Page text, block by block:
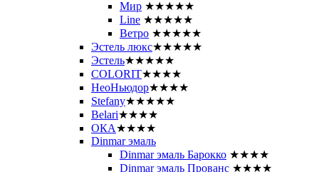
Мир ★★★★★
Line ★★★★★
Ветро ★★★★★
Эстель люкс★★★★★
Эстель★★★★★
COLORIT★★★★
НеоНьюдор★★★★
Stefany★★★★★
Belari★★★★
ОКА★★★★
Dinmar эмаль
Dinmar эмаль Барокко ★★★★
Dinmar эмаль Прованс ★★★★